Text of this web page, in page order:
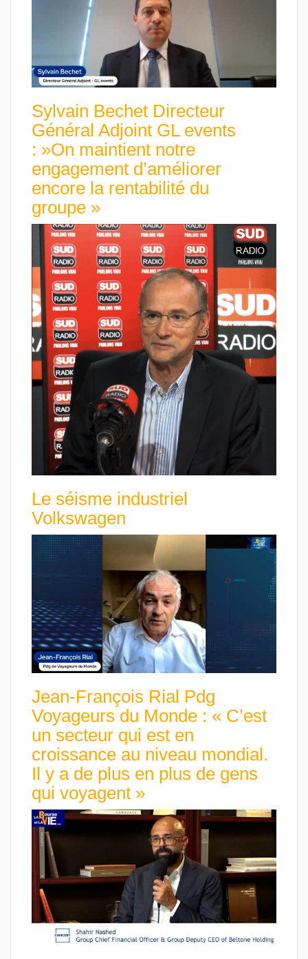
Sylvain Bechet Directeur
Général Adjoint GL events
: »On maintient notre
engagement d’améliorer
encore la rentabilité du
groupe »
Le séisme industriel
Volkswagen
Jean-François Rial Pdg
Voyageurs du Monde : « C’est
un secteur qui est en
croissance au niveau mondial.
Il y a de plus en plus de gens
qui voyagent »